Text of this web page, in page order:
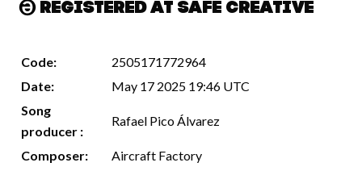
Registered at Safe Creative
Code:
2505171772964
Date:
May 17 2025 19:46 UTC
Song
producer :
Rafael Pico Álvarez
Composer:
Aircraft Factory